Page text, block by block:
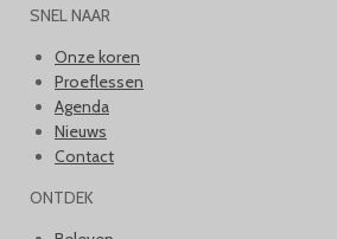
SNEL NAAR
Onze koren
Proeflessen
Agenda
Nieuws
Contact
ONTDEK